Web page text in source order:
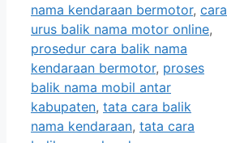
nama kendaraan bermotor, cara
urus balik nama motor online,
prosedur cara balik nama
kendaraan bermotor, proses
balik nama mobil antar
kabupaten, tata cara balik
nama kendaraan, tata cara